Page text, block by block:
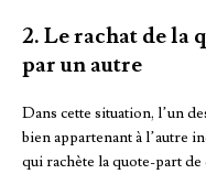
2. Le rachat de la
par un autre
Dans cette situation, l’un
bien appartenant à l’autre
qui rachète la quote-part